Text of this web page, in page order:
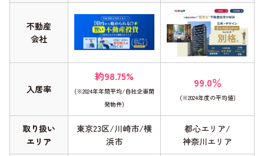
不動産
会社
入居率
約98.75%
(※2024年年間平均/自社企画開
発物件)
99.0％
(※2024年度の平均値)
取り扱い
エリア
東京23区/川崎市/横
浜市
都心エリア/
神奈川エリア